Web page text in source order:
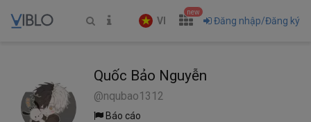
VI
new
Đăng nhập/Đăng ký
Quốc Bảo Nguyễn
@nqubao1312
Báo cáo